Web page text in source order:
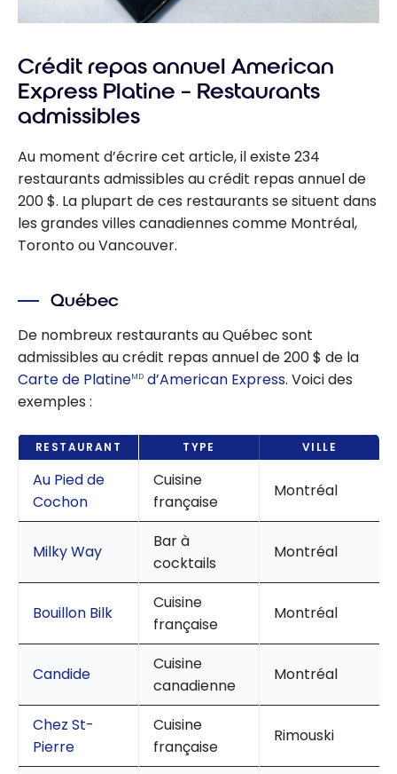
Crédit repas annuel American
Express Platine – Restaurants
admissibles
Au moment d’écrire cet article, il existe 234
restaurants admissibles au crédit repas annuel de
200 $. La plupart de ces restaurants se situent dans
les grandes villes canadiennes comme Montréal,
Toronto ou Vancouver.
Québec
De nombreux restaurants au Québec sont
admissibles au crédit repas annuel de 200 $ de la
Carte de PlatineMD d’American Express. Voici des
exemples :
RESTAURANT TYPE VILLE
Au Pied de
Cochon
Cuisine
française
Montréal
Milky Way
Bar à
cocktails
Montréal
Bouillon Bilk
Cuisine
française
Montréal
Candide
Cuisine
canadienne
Montréal
Chez St-
Pierre
Cuisine
française
Rimouski